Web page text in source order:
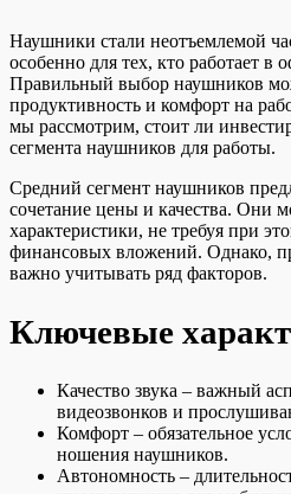
Наушники стали неотъемлемой
особенно для тех, кто работает в
Правильный выбор наушников
продуктивность и комфорт на
мы рассмотрим, стоит ли
сегмента наушников для работы.
Средний сегмент наушников
сочетание цены и качества. Они
характеристики, не требуя при
финансовых вложений. Однако,
важно учитывать ряд факторов.
Ключевые
Качество звука – важный
видеозвонков и
Комфорт – обязательное
ношения наушников.
Автономность –